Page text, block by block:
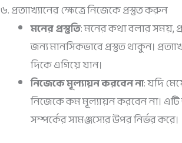
৬. প্রত্যাখ্যানের ক্ষেত্রে নিজেকে প্রস্তুত করুন
মনের প্রস্তুতি: মনের কথা বলার সময়,
জন্য মানসিকভাবে প্রস্তুত থাকুন।
দিকে এগিয়ে যান।
নিজেকে মূল্যায়ন করবেন না: যদি
নিজেকে কম মূল্যায়ন করবেন না। এটি
সম্পর্কের সামঞ্জস্যের উপর নির্ভর করে।